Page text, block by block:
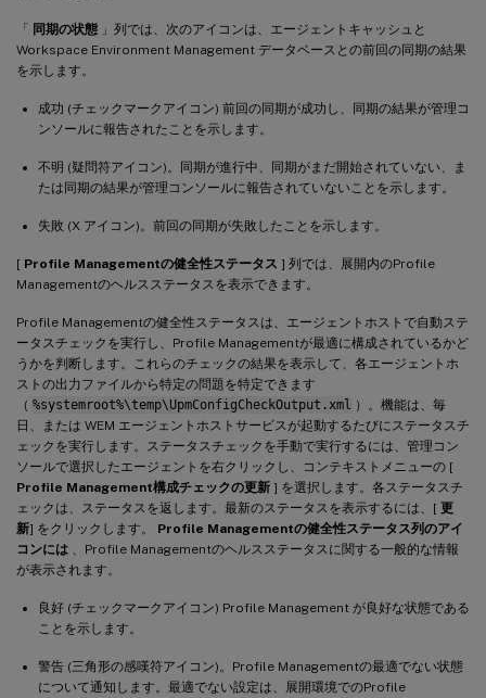
「 同期の状態 」列では、次のアイコンは、エージェントキャッシュと
Workspace Environment Management データベースとの前回の同期の結果
を示します。
成功 (チェックマークアイコン) 前回の同期が成功し、同期の結果が管理コ
ンソールに報告されたことを示します。
不明 (疑問符アイコン)。同期が進行中、同期がまだ開始されていない、ま
たは同期の結果が管理コンソールに報告されていないことを示します。
失敗 (X アイコン)。前回の同期が失敗したことを示します。
[ Profile Managementの健全性ステータス ] 列では、展開内のProfile
Managementのヘルスステータスを表示できます。
Profile Managementの健全性ステータスは、エージェントホストで自動ステ
ータスチェックを実行し、Profile Managementが最適に構成されているかど
うかを判断します。これらのチェックの結果を表示して、各エージェントホ
ストの出力ファイルから特定の問題を特定できます
（ %systemroot%\temp\UpmConfigCheckOutput.xml
）。機能は、毎
日、または WEM エージェントホストサービスが起動するたびにステータスチ
ェックを実行します。ステータスチェックを手動で実行するには、管理コン
ソールで選択したエージェントを右クリックし、コンテキストメニューの [
Profile Management構成チェックの更新 ] を選択します。各ステータスチ
ェックは、ステータスを返します。最新のステータスを表示するには、[ 更
新] をクリックします。 Profile Managementの健全性ステータス列のアイ
コンには 、Profile Managementのヘルスステータスに関する一般的な情報
が表示されます。
良好 (チェックマークアイコン) Profile Management が良好な状態である
ことを示します。
警告 (三角形の感嘆符アイコン)。Profile Managementの最適でない状態
について通知します。最適でない設定は、展開環境でのProfile